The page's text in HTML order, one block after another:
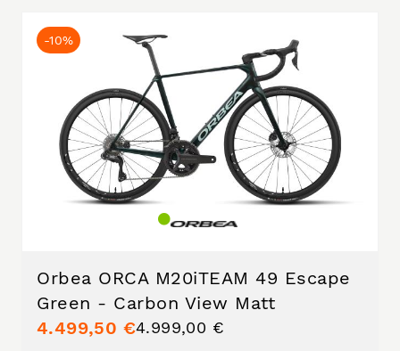
-10%
Orbea ORCA M20iTEAM 49 Escape
Green - Carbon View Matt
4.499,50 €4.999,00 €